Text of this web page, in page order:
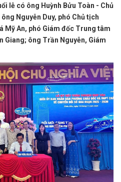
lễ có ông Huỳnh Bửu Toàn - Chủ
Nguyễn Duy, phó Chủ tịch
Mỹ An, phó Giám đốc Trung tâm
Giang; ông Trần Nguyễn, Giám